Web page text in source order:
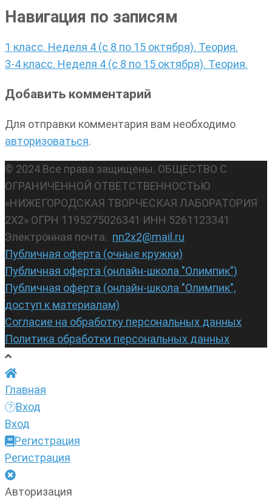
Навигация по записям
1 класс. Неделя 4 (с 8 по 15 октября). Теория.
3-4 класс. Неделя 4 (с 8 по 15 октября). Теория.
Добавить комментарий
Для отправки комментария вам необходимо
авторизоваться.
© 2024 Все права защищены. ОБЩЕСТВО С
ОГРАНИЧЕННОЙ ОТВЕТСТВЕННОСТЬЮ
«НИЖЕГОРОДСКАЯ ТВОРЧЕСКАЯ ЛАБОРАТОРИЯ
2Х2» ОГРН 1195275026341 ИНН 5261123341
Электронная почта: nn2x2@mail.ru
Публичная оферта (очные кружки)
Публичная оферта (онлайн-школа "Олимпик")
Публичная оферта (онлайн-школа "Олимпик",
доступ к материалам)
Согласие на обработку персональных данных
Политика обработки персональных данных
Главная
Вход
Вход
Регистрация
Регистрация
Авторизация